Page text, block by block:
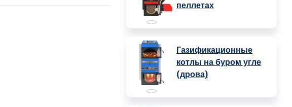
пеллетах
Газификационные
котлы на буром угле
(дрова)